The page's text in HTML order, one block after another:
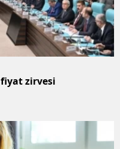
zirvesi